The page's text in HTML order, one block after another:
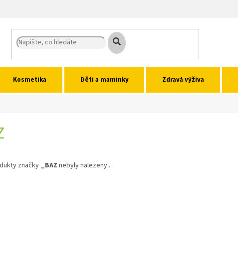
Kosmetika Děti a maminky Zdravá výživa
značky _BAZ nebyly nalezeny...